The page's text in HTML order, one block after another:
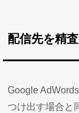
配信先を精
Google
つけ出す場合と